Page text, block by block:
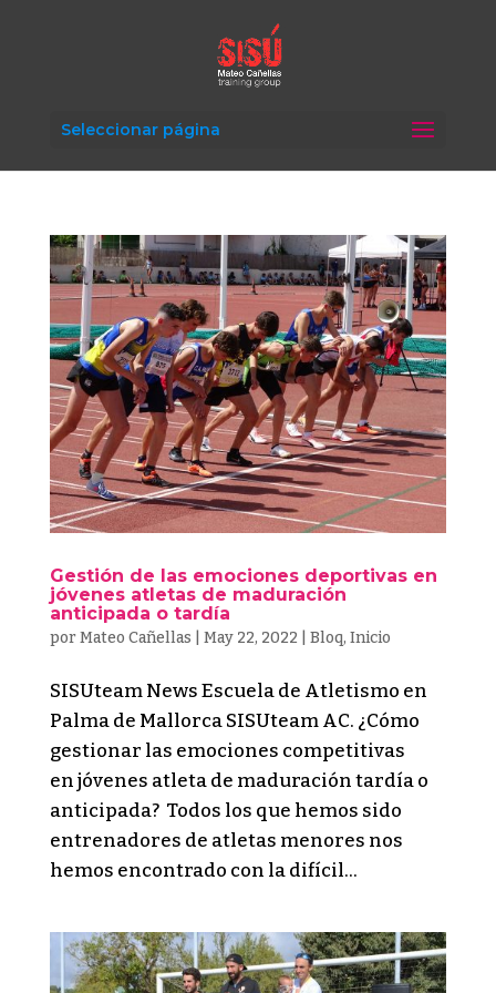
Seleccionar página
Gestión de las emociones deportivas en
jóvenes atletas de maduración
anticipada o tardía
porMateo Cañellas May 22, 2022 Bloq, Inicio
SISUteam News Escuela de Atletismo en
Palma de Mallorca SISUteam AC. ¿Cómo
gestionar las emociones competitivas
en jóvenes atleta de maduración tardía o
anticipada? Todos los que hemos sido
entrenadores de atletas menores nos
hemos encontrado con la difícil...